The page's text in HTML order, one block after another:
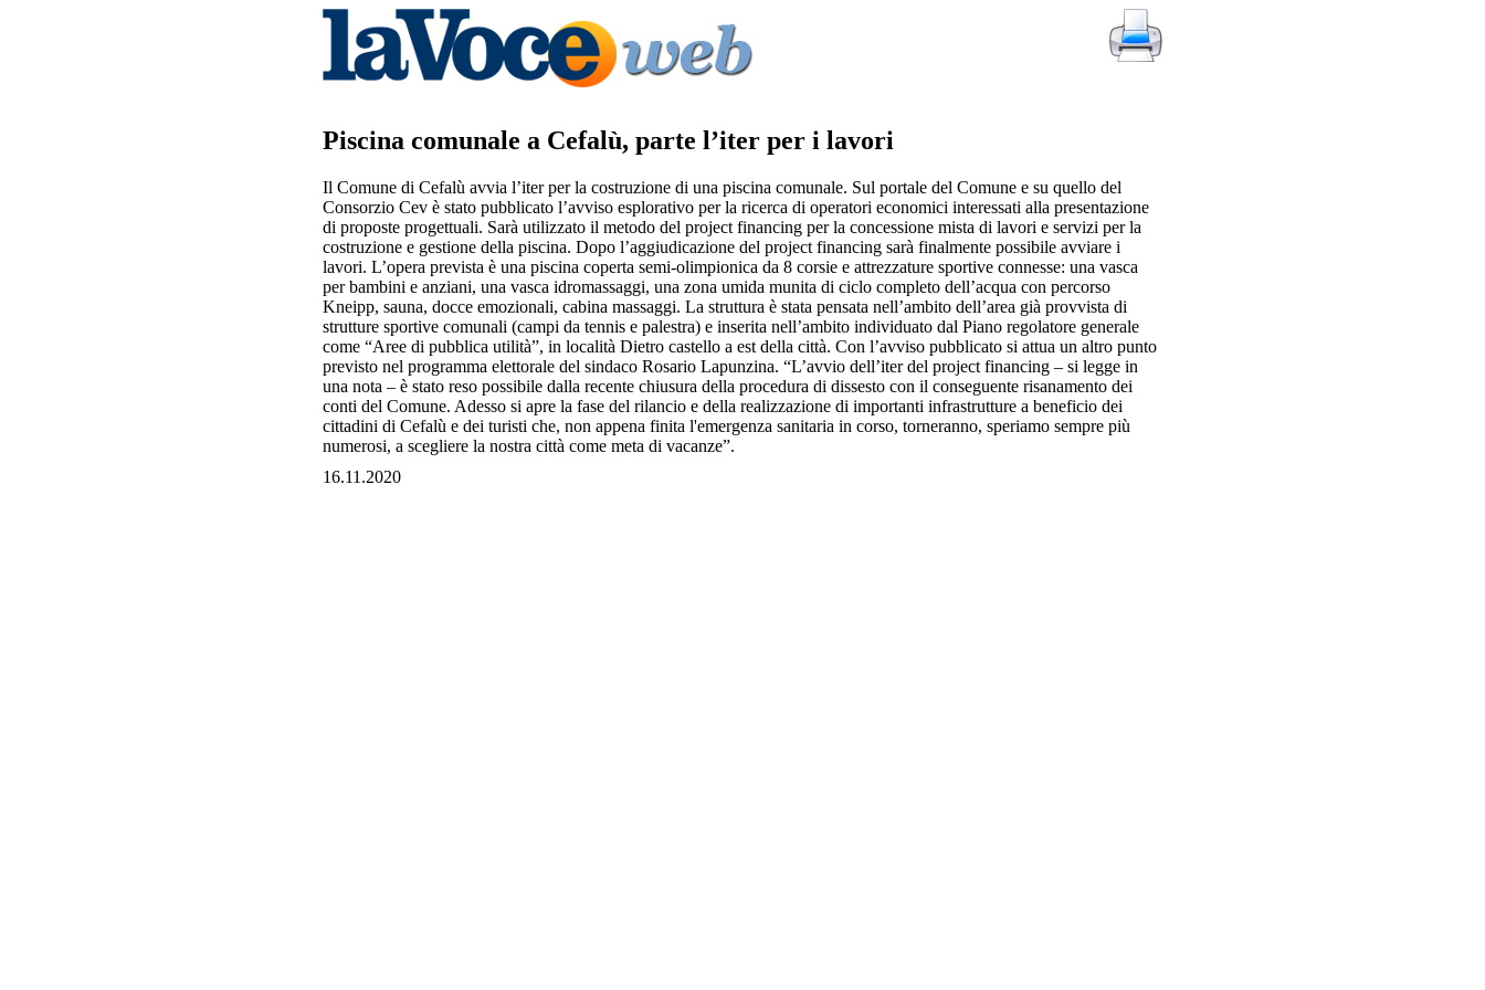
Piscina comunale a Cefalù, parte l’iter per i lavori
Il Comune di Cefalù avvia l’iter per la costruzione di una piscina comunale. Sul portale del Comune e su quello del
Consorzio Cev è stato pubblicato l’avviso esplorativo per la ricerca di operatori economici interessati alla presentazione
di proposte progettuali. Sarà utilizzato il metodo del project financing per la concessione mista di lavori e servizi per la
costruzione e gestione della piscina. Dopo l’aggiudicazione del project financing sarà finalmente possibile avviare i
lavori. L’opera prevista è una piscina coperta semi-olimpionica da 8 corsie e attrezzature sportive connesse: una vasca
per bambini e anziani, una vasca idromassaggi, una zona umida munita di ciclo completo dell’acqua con percorso
Kneipp, sauna, docce emozionali, cabina massaggi. La struttura è stata pensata nell’ambito dell’area già provvista di
strutture sportive comunali (campi da tennis e palestra) e inserita nell’ambito individuato dal Piano regolatore generale
come “Aree di pubblica utilità”, in località Dietro castello a est della città. Con l’avviso pubblicato si attua un altro punto
previsto nel programma elettorale del sindaco Rosario Lapunzina. “L’avvio dell’iter del project financing – si legge in
una nota – è stato reso possibile dalla recente chiusura della procedura di dissesto con il conseguente risanamento dei
conti del Comune. Adesso si apre la fase del rilancio e della realizzazione di importanti infrastrutture a beneficio dei
cittadini di Cefalù e dei turisti che, non appena finita l'emergenza sanitaria in corso, torneranno, speriamo sempre più
numerosi, a scegliere la nostra città come meta di vacanze”.
16.11.2020